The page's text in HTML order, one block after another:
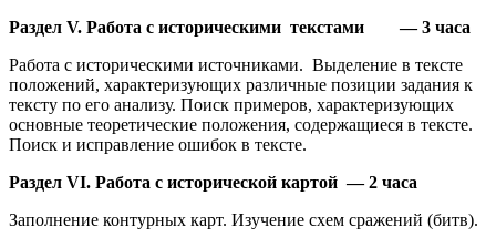
Раздел V. Работа с историческими текстами — 3 часа
Работа с историческими источниками. Выделение в тексте
положений, характеризующих различные позиции задания к
тексту по его анализу. Поиск примеров, характеризующих
основные теоретические положения, содержащиеся в тексте.
Поиск и исправление ошибок в тексте.
Раздел VI. Работа с исторической картой — 2 часа
Заполнение контурных карт. Изучение схем сражений (битв).